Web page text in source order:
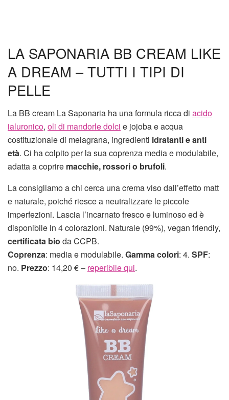
LA SAPONARIA BB CREAM LIKE
A DREAM – TUTTI I TIPI DI
PELLE
La BB cream La Saponaria ha una formula ricca di acido
ialuronico, oli di mandorle dolci e jojoba e acqua
costituzionale di melagrana, ingredienti idratanti e anti
età. Ci ha colpito per la sua coprenza media e modulabile,
adatta a coprire macchie, rossori o brufoli.
La consigliamo a chi cerca una crema viso dall’effetto matt
e naturale, poiché riesce a neutralizzare le piccole
imperfezioni. Lascia l’incarnato fresco e luminoso ed è
disponibile in 4 colorazioni. Naturale (99%), vegan friendly,
certificata bio da CCPB.
Coprenza: media e modulabile. Gamma colori: 4. SPF:
no. Prezzo: 14,20 € – reperibile qui.